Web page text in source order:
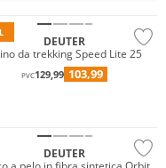
DEUTER
da trekking Speed Lite 25
PVC129,99 103,99
DEUTER